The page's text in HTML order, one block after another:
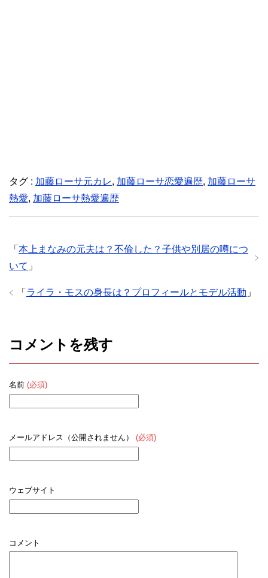
タグ : 加藤ローサ元カレ, 加藤ローサ恋愛遍歴, 加藤ローサ
熱愛, 加藤ローサ熱愛遍歴
「 本上まなみの元夫は？不倫した？子供や別居の噂につ
いて 」
「 ライラ・モスの身長は？プロフィールとモデル活動 」
コメントを残す
名前 (必須)
メールアドレス（公開されません） (必須)
ウェブサイト
コメント